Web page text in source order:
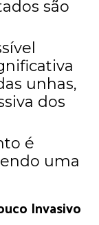
são
unhas,
dos
é
uma
Invasivo